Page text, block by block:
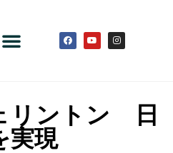
リントン 日
実現